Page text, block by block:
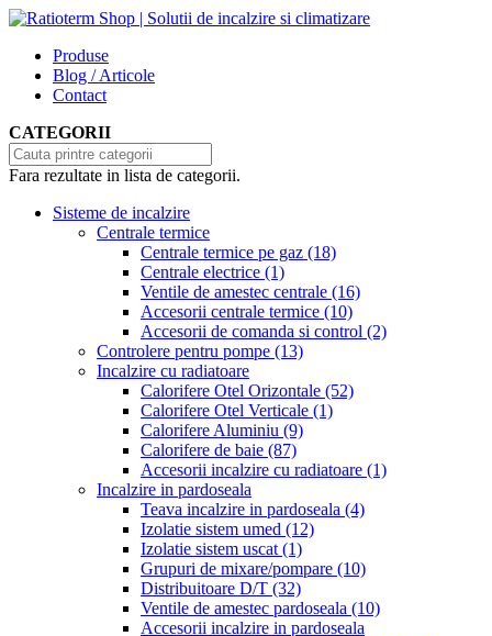
Produse
Blog / Articole
Contact
CATEGORII
Fara rezultate in lista de categorii.
Sisteme de incalzire
Centrale termice
Centrale termice pe gaz (18)
Centrale electrice (1)
Ventile de amestec centrale (16)
Accesorii centrale termice (10)
Accesorii de comanda si control (2)
Controlere pentru pompe (13)
Incalzire cu radiatoare
Calorifere Otel Orizontale (52)
Calorifere Otel Verticale (1)
Calorifere Aluminiu (9)
Calorifere de baie (87)
Accesorii incalzire cu radiatoare (1)
Incalzire in pardoseala
Teava incalzire in pardoseala (4)
Izolatie sistem umed (12)
Izolatie sistem uscat (1)
Grupuri de mixare/pompare (10)
Distribuitoare D/T (32)
Ventile de amestec pardoseala (10)
Accesorii incalzire in pardoseala